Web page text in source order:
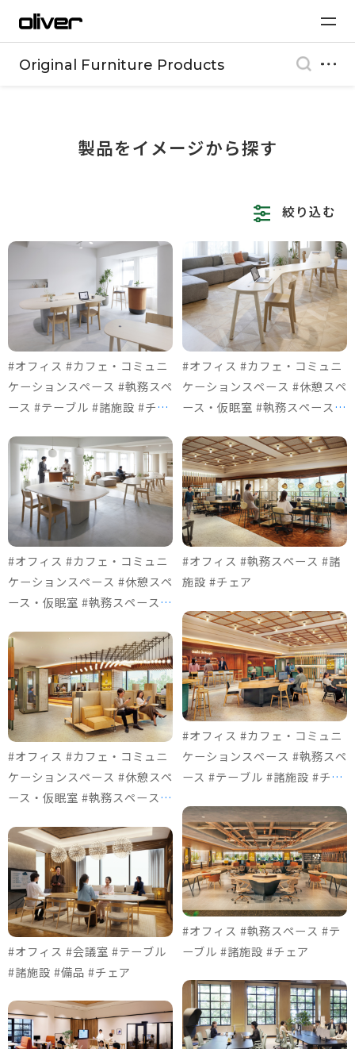
Original Furniture Products
製品をイメージから探す
絞り込む
#オフィス #カフェ・コミュニ
ケーションスペース #執務スペ
ース #テーブル #諸施設 #チェ
#オフィス #カフェ・コミュニ
ケーションスペース #休憩スペ
ース・仮眠室 #執務スペース #
ビーチェア #チェア
#オフィス #カフェ・コミュニ
ケーションスペース #休憩スペ
ース・仮眠室 #執務スペース #
#チェア #個室ブース
#オフィス #会議室 #テーブル
#諸施設 #備品 #チェア
#オフィス #カフェ・コミュニ
ケーションスペース #休憩スペ
ース・仮眠室 #執務スペース #
ビーチェア #チェア
#オフィス #執務スペース #諸
施設 #チェア
#オフィス #カフェ・コミュニ
ケーションスペース #執務スペ
ース #テーブル #諸施設 #チェ
#オフィス #執務スペース #テ
ーブル #諸施設 #チェア